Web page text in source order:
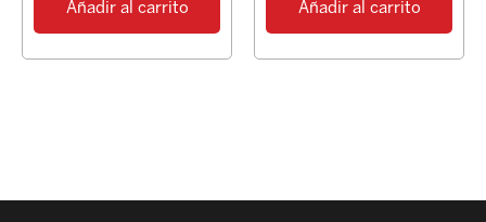
Añadir al carrito Añadir al carrito